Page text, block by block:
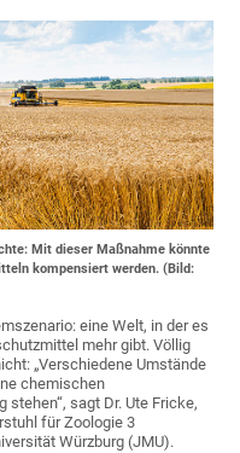
Mit dieser Maßnahme könnte
kompensiert werden. (Bild:
eine Welt, in der es
mehr gibt. Völlig
„Verschiedene Umstände
chemischen
sagt Dr. Ute Fricke,
für Zoologie 3
Würzburg (JMU).